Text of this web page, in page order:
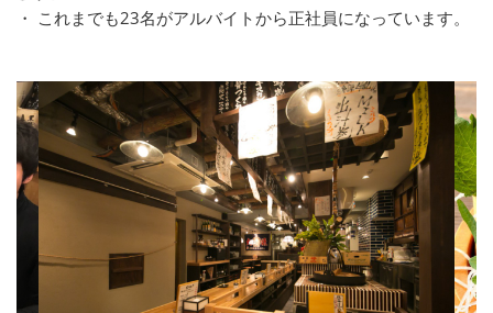
・ これまでも23名がアルバイトから正社員になっています。